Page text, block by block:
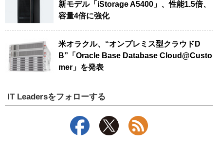
新モデル「iStorage A5400」、性能1.5倍、
容量4倍に強化
米オラクル、“オンプレミス型クラウドD
B”「Oracle Base Database Cloud@Custo
mer」を発表
IT Leadersをフォローする